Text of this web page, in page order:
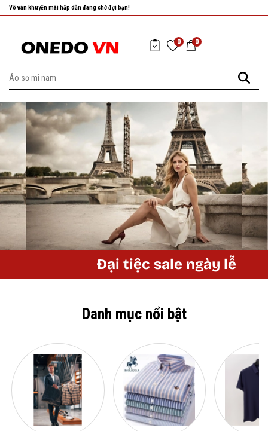
Vô vàn khuyến mãi hấp dẫn đang chờ đợi bạn!
0 0
Đại tiệc sale ngày lễ
Danh mục nổi bật